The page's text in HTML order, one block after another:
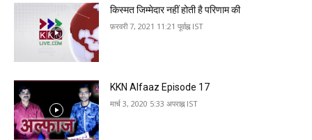
किस्मत जिम्मेदार नहीं होती है परि‍णाम की
फ़रवरी 7, 2021 11:21 पूर्वाह्न IST
KKN Alfaaz Episode 17
मार्च 3, 2020 5:33 अपराह्न IST